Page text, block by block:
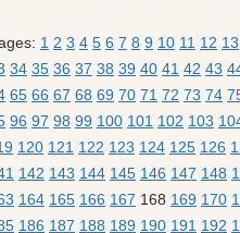
1 2 3 4 5 6 7 8 9 10 11 12 13
34 35 36 37 38 39 40 41 42 43
65 66 67 68 69 70 71 72 73 74
96 97 98 99 100 101 102 103
120 121 122 123 124 125 126
142 143 144 145 146 147 148
164 165 166 167 168 169 170
186 187 188 189 190 191 192